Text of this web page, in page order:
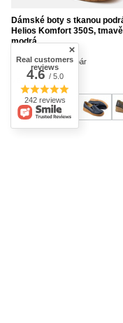
Dámské boty s tkanou
Helios Komfort 350S, tmavě
modrá
1 591,00 Kč / pár
VELIKOST: 40
Real customers
reviews
4.6/ 5.0
242 reviews